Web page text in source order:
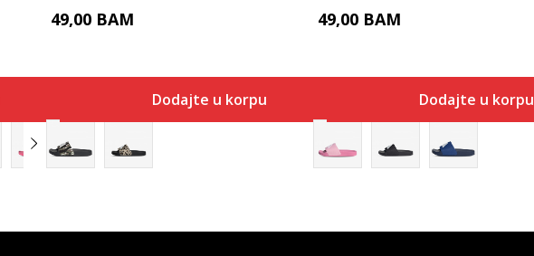
49,00 BAM
Dodajte u korpu
49,00 BAM
Dodajte u korpu